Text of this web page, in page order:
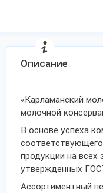
Описание
«Карламанский
молочной
В основе успеха
соответствующего
продукции на всех
утвержденных
Ассортиментный